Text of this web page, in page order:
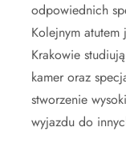
odpowiednich
Kolejnym
Krakowie
kamer oraz
stworzenie
wyjazdu do